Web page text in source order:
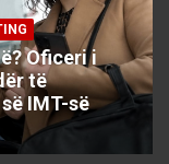
Oficeri i
të
IMT-së